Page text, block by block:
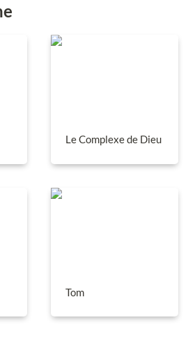
Le Complexe de Dieu
Le Complexe de Dieu
Tom
Tom